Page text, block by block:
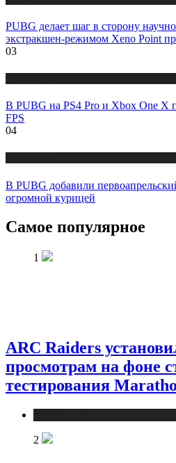
PUBG делает шаг в сторону
экстракшен-режимом Xeno Point
03
В PUBG на PS4 Pro и Xbox One X
FPS
04
В PUBG добавили
огромной курицей
Самое популярное
1
ARC Raiders
просмотрам на фоне
тестирования
2